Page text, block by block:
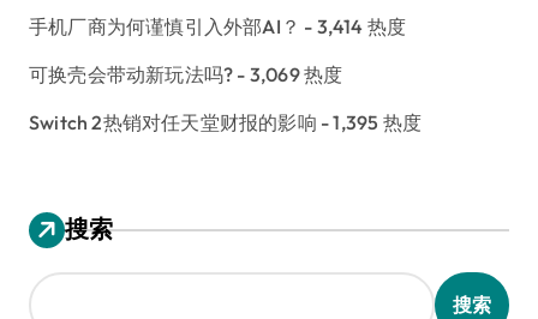
手机厂商为何谨慎引入外部AI？ - 3,414 热度
可换壳会带动新玩法吗? - 3,069 热度
Switch 2热销对任天堂财报的影响 - 1,395 热度
搜索
搜索